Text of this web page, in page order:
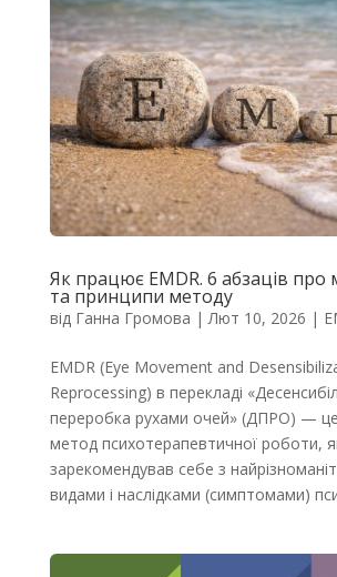
Як працює EMDR. 6 абзаців про
та принципи методу
від Ганна Громова |Лют 10, 2026 |
EMDR (Eye Movement and
Reprocessing) в перекладі
переробка рухами очей» (ДПРО) —
метод психотерапевтичної роботи,
зарекомендував себе з
видами і наслідками (симптомами)